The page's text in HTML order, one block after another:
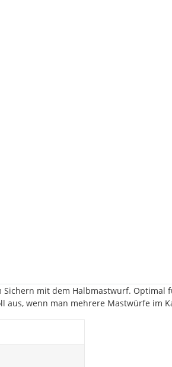
Sichern mit dem Halbmastwurf.
aus, wenn man mehrere Mastwürfe im